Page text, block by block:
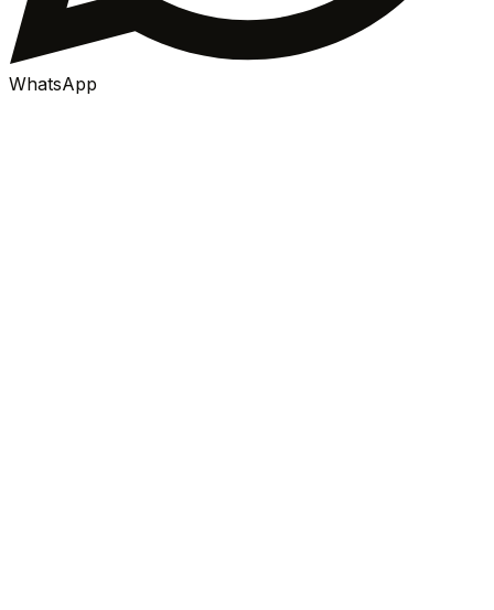
WhatsApp